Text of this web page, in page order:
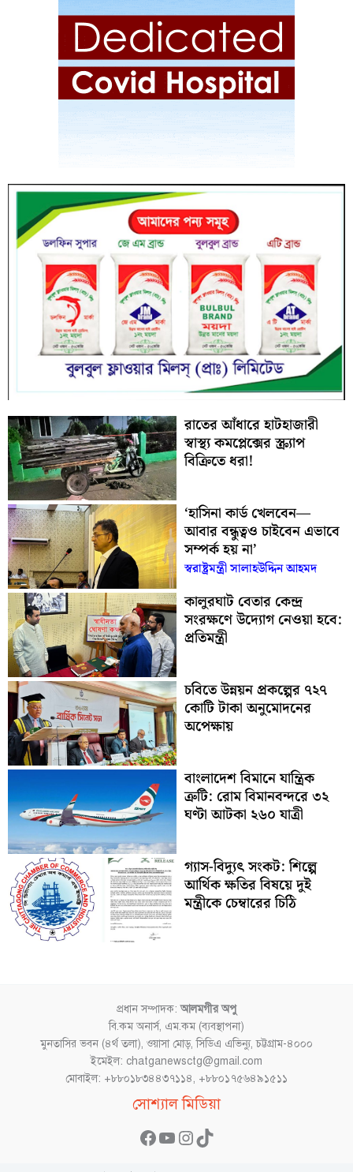
রাতের আঁধারে হাটহাজারী
স্বাস্থ্য কমপ্লেক্সের স্ক্র্যাপ
বিক্রিতে ধরা!
‘হাসিনা কার্ড খেলবেন—
আবার বন্ধুত্বও চাইবেন এভাবে
সম্পর্ক হয় না’
স্বরাষ্ট্রমন্ত্রী সালাহউদ্দিন আহমদ
কালুরঘাট বেতার কেন্দ্র
সংরক্ষণে উদ্যোগ নেওয়া হবে:
প্রতিমন্ত্রী
চবিতে উন্নয়ন প্রকল্পের ৭২৭
কোটি টাকা অনুমোদনের
অপেক্ষায়
বাংলাদেশ বিমানে যান্ত্রিক
ত্রুটি: রোম বিমানবন্দরে ৩২
ঘণ্টা আটকা ২৬০ যাত্রী
গ্যাস-বিদ্যুৎ সংকট: শিল্পে
আর্থিক ক্ষতির বিষয়ে দুই
মন্ত্রীকে চেম্বারের চিঠি
প্রধান সম্পাদক:আলমগীর অপু
বি.কম অনার্স, এম.কম (ব্যবস্থাপনা)
মুনতাসির ভবন (৪র্থ তলা), ওয়াসা মোড়, সিডিএ এভিন্যু, চট্টগ্রাম-৪০০০
ইমেইল: chatganewsctg@gmail.com
মোবাইল: +৮৮০১৮৩৪৪৩৭১১৪, +৮৮০১৭৫৬৪৯১৫১১
সোশ্যাল মিডিয়া
Facebook
YouTube
Instagram
TikTok